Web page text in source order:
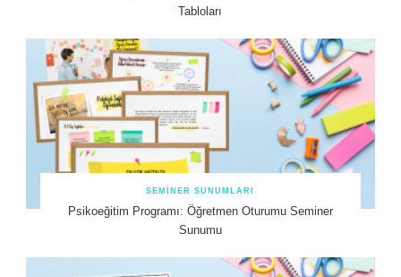
Tabloları
SEMINER SUNUMLARI
Psikoeğitim Programı: Öğretmen Oturumu Seminer
Sunumu